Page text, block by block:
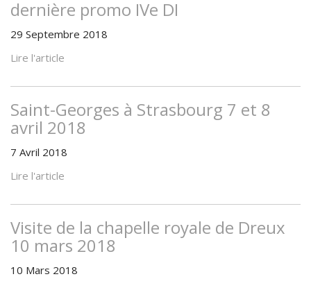
dernière promo IVe DI
29 Septembre 2018
Lire l'article
Saint-Georges à Strasbourg 7 et 8
avril 2018
7 Avril 2018
Lire l'article
Visite de la chapelle royale de Dreux
10 mars 2018
10 Mars 2018